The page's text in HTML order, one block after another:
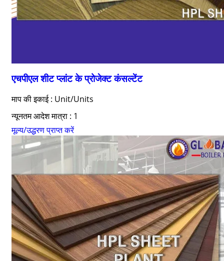
एचपीएल शीट प्लांट के प्रोजेक्ट कंसल्टेंट
माप की इकाई : Unit/Units
न्यूनतम आदेश मात्रा : 1
मूल्य/उद्धरण प्राप्त करें